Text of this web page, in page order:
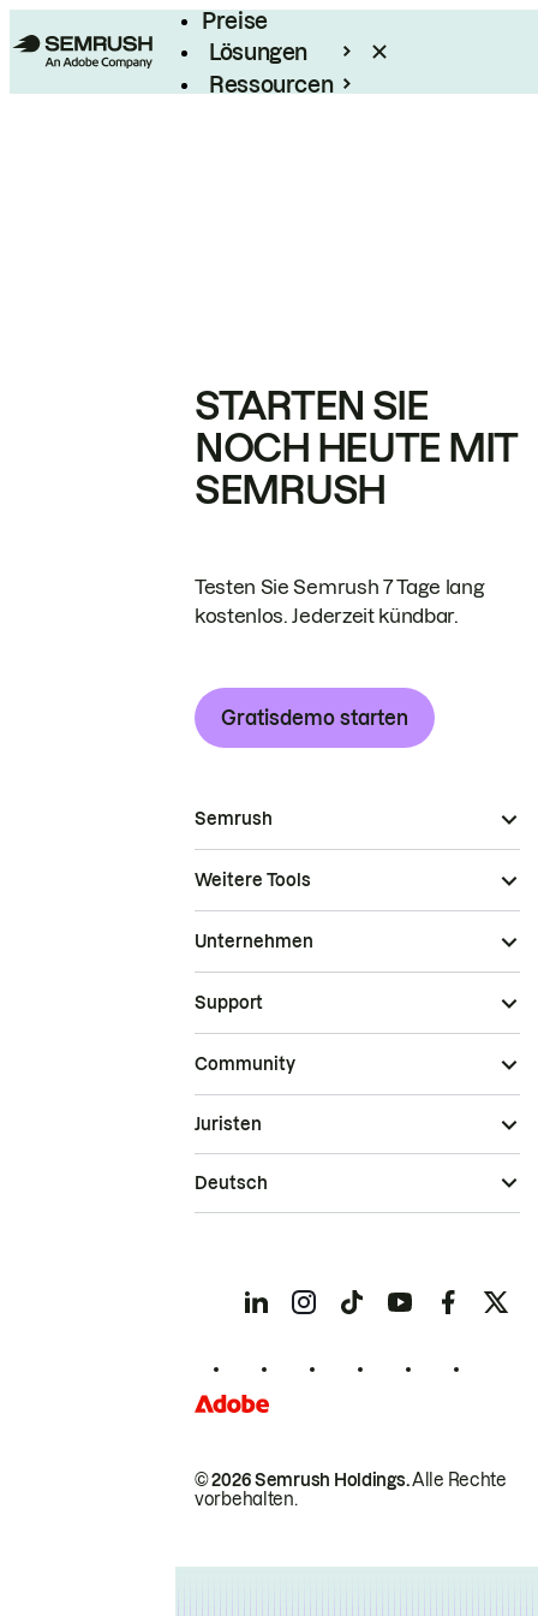
Preise
Lösungen
Ressourcen
STARTEN SIE
NOCH HEUTE MIT
SEMRUSH
Testen Sie Semrush 7 Tage lang
kostenlos. Jederzeit kündbar.
Gratisdemo starten
Semrush
Weitere Tools
Unternehmen
Support
Community
© 2026 Semrush Holdings.Alle Rechte
vorbehalten.
Juristen
Deutsch